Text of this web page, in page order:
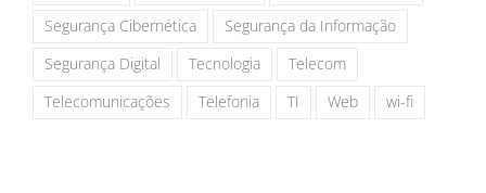
Segurança Cibernética
Segurança da Informação
Segurança Digital
Tecnologia
Telecom
Telecomunicações
Telefonia TI Web wi-fi